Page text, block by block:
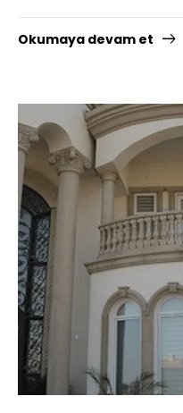
Okumaya devam et